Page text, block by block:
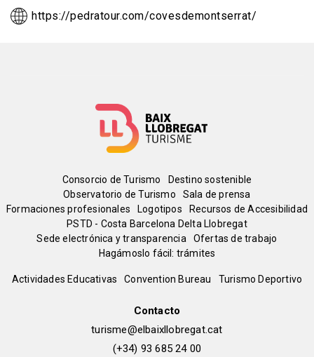
https://pedratour.com/covesdemontserrat/
Menú
del
pie
Consorcio de Turismo
Destino sostenible
Observatorio de Turismo
Sala de prensa
Formaciones profesionales
Logotipos
Recursos de Accesibilidad
PSTD - Costa Barcelona Delta Llobregat
Sede electrónica y transparencia
Ofertas de trabajo
Hagámoslo fácil: trámites
Peu
Actividades Educativas Convention Bureau Turismo Deportivo
Contacto
turisme@elbaixllobregat.cat
(+34) 93 685 24 00